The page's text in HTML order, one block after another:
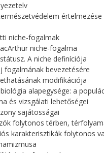
niche-fogalmak
niche-fogalma
A niche definíciója
fogalmának bevezetésére
modifikációja
alapegysége: a
és vizsgálati lehetőségei
sajátosságai
folytonos térben,
karakterisztikák folytonos